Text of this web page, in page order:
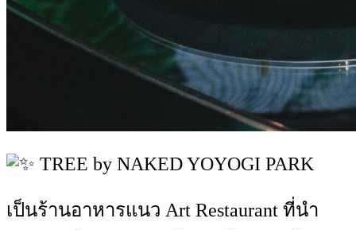
TREE by NAKED YOYOGI PARK
เป็นร้านอาหารแนว Art Restaurant ที่นำ